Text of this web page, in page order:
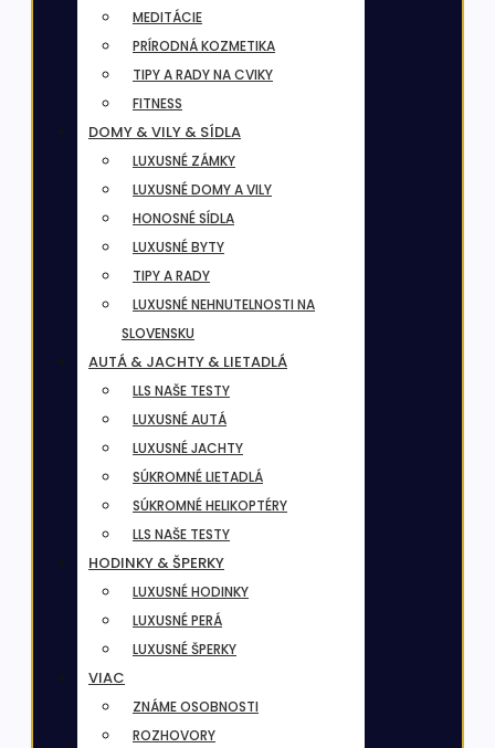
MEDITÁCIE
PRÍRODNÁ KOZMETIKA
TIPY A RADY NA CVIKY
FITNESS
DOMY & VILY & SÍDLA
LUXUSNÉ ZÁMKY
LUXUSNÉ DOMY A VILY
HONOSNÉ SÍDLA
LUXUSNÉ BYTY
TIPY A RADY
LUXUSNÉ NEHNUTELNOSTI NA
SLOVENSKU
AUTÁ & JACHTY & LIETADLÁ
LLS NAŠE TESTY
LUXUSNÉ AUTÁ
LUXUSNÉ JACHTY
SÚKROMNÉ LIETADLÁ
SÚKROMNÉ HELIKOPTÉRY
LLS NAŠE TESTY
HODINKY & ŠPERKY
LUXUSNÉ HODINKY
LUXUSNÉ PERÁ
LUXUSNÉ ŠPERKY
VIAC
ZNÁME OSOBNOSTI
ROZHOVORY